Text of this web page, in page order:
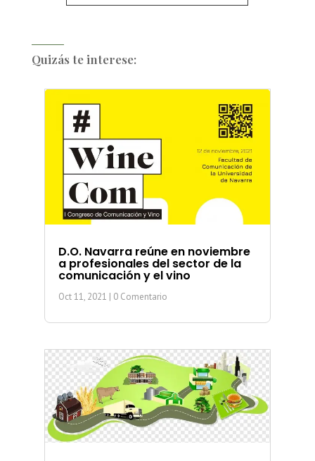
Quizás te interese:
D.O. Navarra reúne en noviembre
a profesionales del sector de la
comunicación y el vino
Oct 11, 2021 | 0 Comentario